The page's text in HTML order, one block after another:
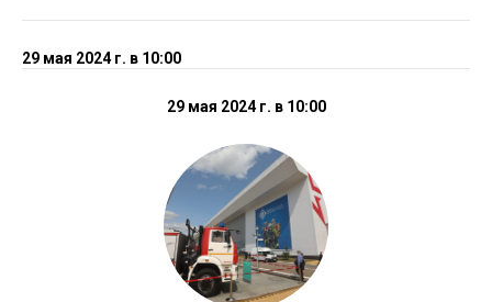
29 мая 2024 г. в 10:00
29 мая 2024 г. в 10:00